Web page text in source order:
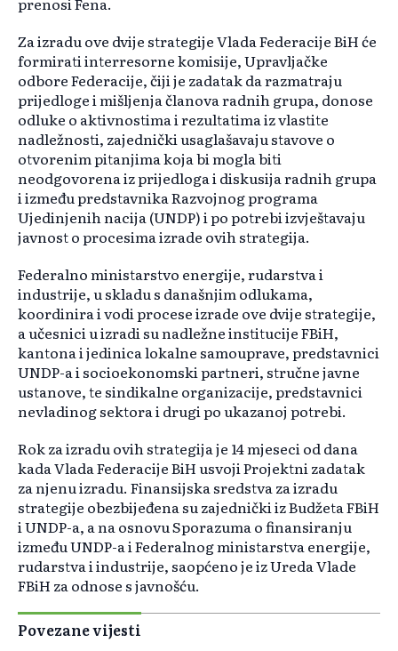
Za izradu ove dvije strategije Vlada Federacije BiH će
formirati interresorne komisije, Upravljačke
odbore Federacije, čiji je zadatak da razmatraju
prijedloge i mišljenja članova radnih grupa, donose
odluke o aktivnostima i rezultatima iz vlastite
nadležnosti, zajednički usaglašavaju stavove o
otvorenim pitanjima koja bi mogla biti
neodgovorena iz prijedloga i diskusija radnih grupa
i između predstavnika Razvojnog programa
Ujedinjenih nacija (UNDP) i po potrebi izvještavaju
javnost o procesima izrade ovih strategija.
Federalno ministarstvo energije, rudarstva i
industrije, u skladu s današnjim odlukama,
koordinira i vodi procese izrade ove dvije strategije,
a učesnici u izradi su nadležne institucije FBiH,
kantona i jedinica lokalne samouprave, predstavnici
UNDP-a i socioekonomski partneri, stručne javne
ustanove, te sindikalne organizacije, predstavnici
nevladinog sektora i drugi po ukazanoj potrebi.
Rok za izradu ovih strategija je 14 mjeseci od dana
kada Vlada Federacije BiH usvoji Projektni zadatak
za njenu izradu. Finansijska sredstva za izradu
strategije obezbijeđena su zajednički iz Budžeta FBiH
i UNDP-a, a na osnovu Sporazuma o finansiranju
između UNDP-a i Federalnog ministarstva energije,
rudarstva i industrije, saopćeno je iz Ureda Vlade
FBiH za odnose s javnošću.
Povezane vijesti